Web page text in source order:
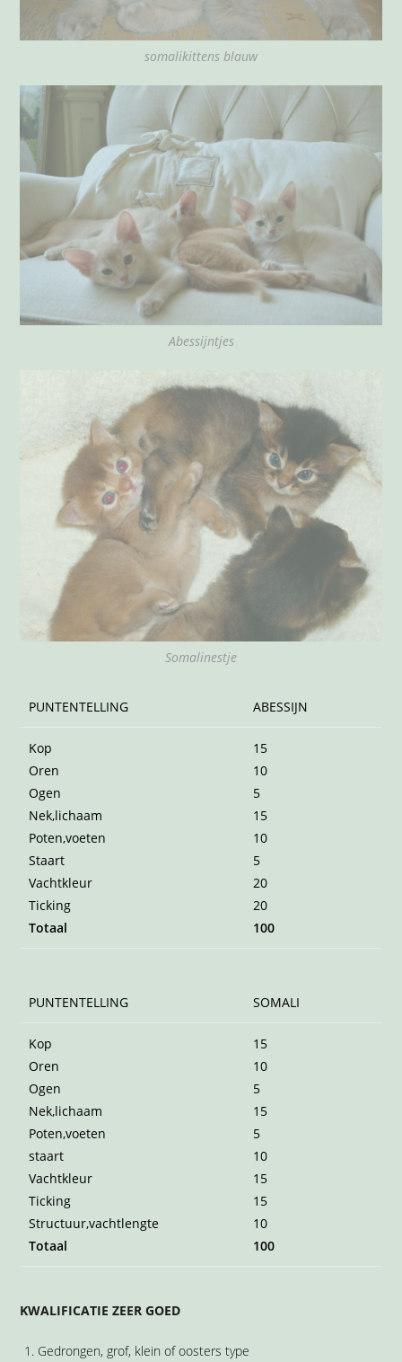
somalikittens blauw
Abessijntjes
Somalinestje
PUNTENTELLING ABESSIJN
Kop
Oren
Ogen
Nek,lichaam
Poten,voeten
Staart
Vachtkleur
Ticking
Totaal
15
10
5
15
10
5
20
20
100
PUNTENTELLING SOMALI
Kop
Oren
Ogen
Nek,lichaam
Poten,voeten
staart
Vachtkleur
Ticking
Structuur,vachtlengte
Totaal
15
10
5
15
5
10
15
15
10
100
KWALIFICATIE ZEER GOED
Gedrongen, grof, klein of oosters type